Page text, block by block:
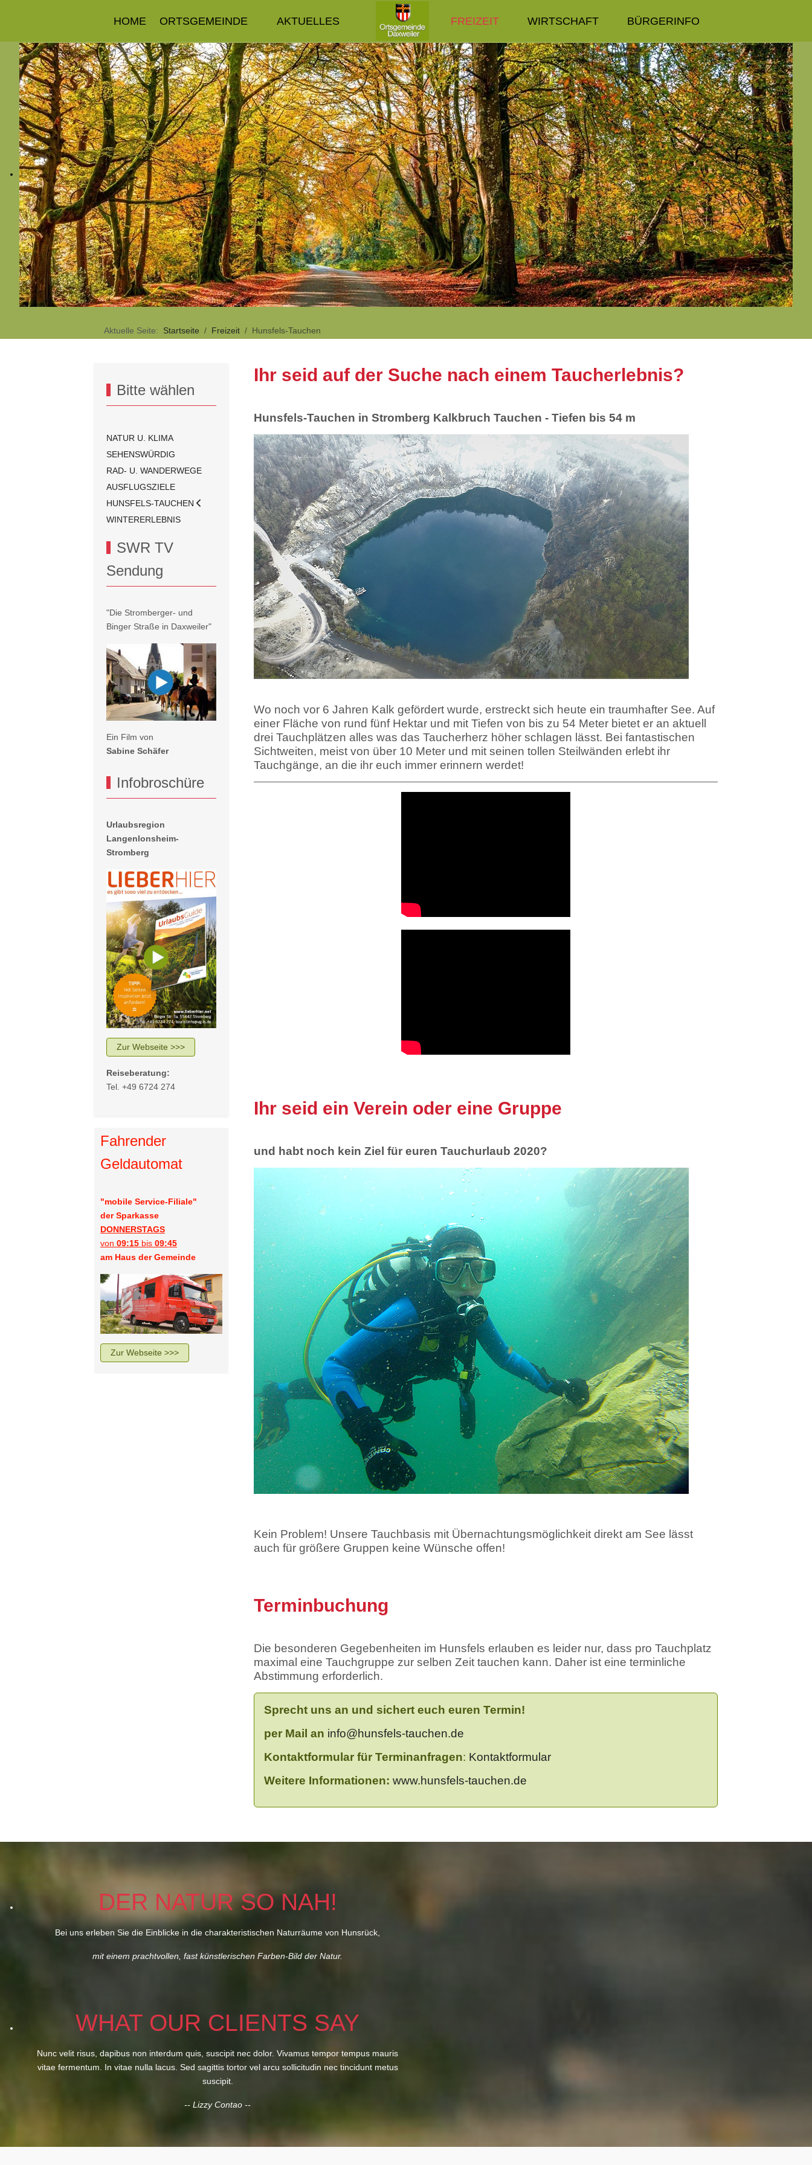
HOME ORTSGEMEINDE AKTUELLES FREIZEIT WIRTSCHAFT BÜRGERINFO
Aktuelle Seite: Startseite Freizeit Hunsfels-Tauchen
Bitte wählen
NATUR U. KLIMA
SEHENSWÜRDIG
RAD- U. WANDERWEGE
AUSFLUGSZIELE
HUNSFELS-TAUCHEN
WINTERERLEBNIS
SWR TV
Sendung
"Die Stromberger- und
Binger Straße in Daxweiler"
Ein Film von
Sabine Schäfer
Infobroschüre
Urlaubsregion
Langenlonsheim-
Stromberg
Zur Webseite >>>
Reiseberatung:
Tel. +49 6724 274
Fahrender
Geldautomat
"mobile Service-Filiale"
der Sparkasse
DONNERSTAGS
von 09:15 bis 09:45
am Haus der Gemeinde
Zur Webseite >>>
Ihr seid auf der Suche nach einem Taucherlebnis?
Hunsfels-Tauchen in Stromberg Kalkbruch Tauchen - Tiefen bis 54 m
Wo noch vor 6 Jahren Kalk gefördert wurde, erstreckt sich heute ein traumhafter See. Auf
einer Fläche von rund fünf Hektar und mit Tiefen von bis zu 54 Meter bietet er an aktuell
drei Tauchplätzen alles was das Taucherherz höher schlagen lässt. Bei fantastischen
Sichtweiten, meist von über 10 Meter und mit seinen tollen Steilwänden erlebt ihr
Tauchgänge, an die ihr euch immer erinnern werdet!
Ihr seid ein Verein oder eine Gruppe
und habt noch kein Ziel für euren Tauchurlaub 2020?
Kein Problem! Unsere Tauchbasis mit Übernachtungsmöglichkeit direkt am See lässt
auch für größere Gruppen keine Wünsche offen!
Terminbuchung
Die besonderen Gegebenheiten im Hunsfels erlauben es leider nur, dass pro Tauchplatz
maximal eine Tauchgruppe zur selben Zeit tauchen kann. Daher ist eine terminliche
Abstimmung erforderlich.
Sprecht uns an und sichert euch euren Termin!
per Mail an info@hunsfels-tauchen.de
Kontaktformular für Terminanfragen: Kontaktformular
Weitere Informationen: www.hunsfels-tauchen.de
DER NATUR SO NAH!
Bei uns erleben Sie die Einblicke in die charakteristischen Naturräume von Hunsrück,
mit einem prachtvollen, fast künstlerischen Farben-Bild der Natur.
WHAT OUR CLIENTS SAY
Nunc velit risus, dapibus non interdum quis, suscipit nec dolor. Vivamus tempor tempus mauris
vitae fermentum. In vitae nulla lacus. Sed sagittis tortor vel arcu sollicitudin nec tincidunt metus
suscipit.
-- Lizzy Contao --